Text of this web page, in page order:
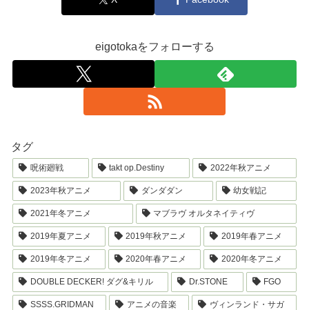
eigotokaをフォローする
タグ
呪術廻戦 takt op.Destiny 2022年秋アニメ
2023年秋アニメ ダンダダン 幼女戦記
2021年冬アニメ マブラヴ オルタネイティヴ
2019年夏アニメ 2019年秋アニメ 2019年春アニメ
2019年冬アニメ 2020年春アニメ 2020年冬アニメ
DOUBLE DECKER! ダグ&キリル Dr.STONE FGO
SSSS.GRIDMAN アニメの音楽 ヴィンランド・サガ